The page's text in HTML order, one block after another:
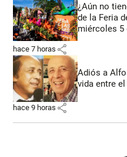
¿Aún no
de la Feria
miércoles 5
hace 7 horas share
Adiós a
vida entre
hace 9 horas share